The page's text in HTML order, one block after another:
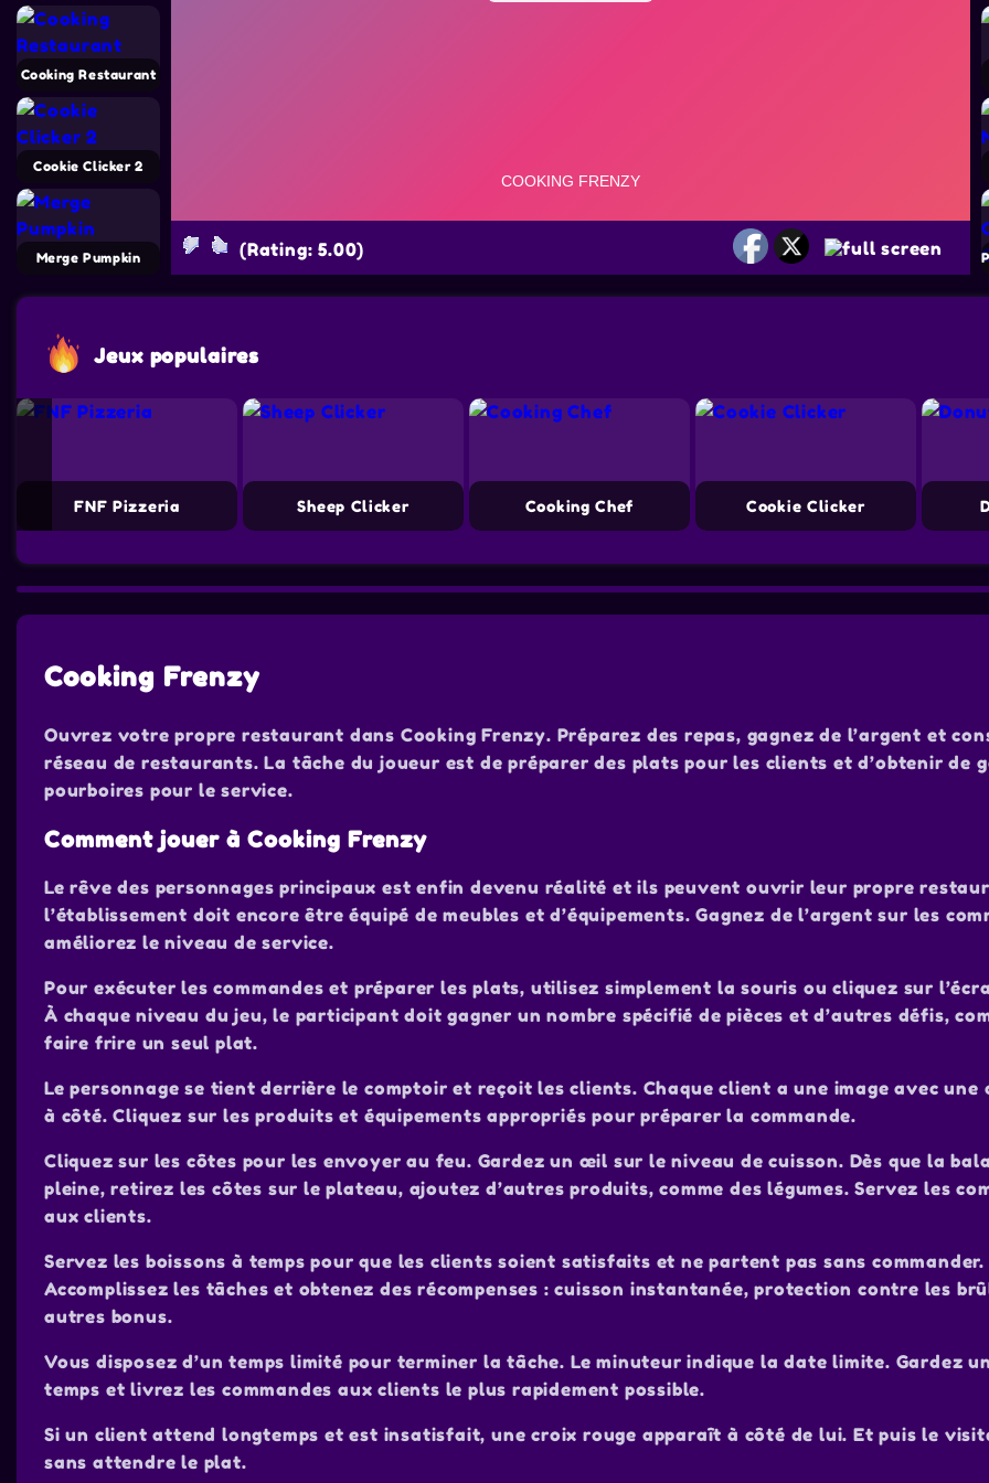
Cooking Restaurant
Cookie Clicker 2
Merge Pumpkin (Rating: 5.00)
Jeux populaires
FNF Pizzeria Sheep Clicker Cooking Chef Cookie Clicker
Cooking Frenzy
Ouvrez votre propre restaurant dans Cooking Frenzy. Préparez des repas, gagnez de l’argent et
réseau de restaurants. La tâche du joueur est de préparer des plats pour les clients et d’obtenir de
pourboires pour le service.
Comment jouer à Cooking Frenzy
Le rêve des personnages principaux est enfin devenu réalité et ils peuvent ouvrir leur propre
l’établissement doit encore être équipé de meubles et d’équipements. Gagnez de l’argent sur les
améliorez le niveau de service.
Pour exécuter les commandes et préparer les plats, utilisez simplement la souris ou cliquez sur
À chaque niveau du jeu, le participant doit gagner un nombre spécifié de pièces et d’autres défis,
faire frire un seul plat.
Le personnage se tient derrière le comptoir et reçoit les clients. Chaque client a une image avec une
à côté. Cliquez sur les produits et équipements appropriés pour préparer la commande.
Cliquez sur les côtes pour les envoyer au feu. Gardez un œil sur le niveau de cuisson. Dès que la
pleine, retirez les côtes sur le plateau, ajoutez d’autres produits, comme des légumes. Servez les
aux clients.
Servez les boissons à temps pour que les clients soient satisfaits et ne partent pas sans commander.
Accomplissez les tâches et obtenez des récompenses : cuisson instantanée, protection contre les
autres bonus.
Vous disposez d’un temps limité pour terminer la tâche. Le minuteur indique la date limite. Gardez
temps et livrez les commandes aux clients le plus rapidement possible.
Si un client attend longtemps et est insatisfait, une croix rouge apparaît à côté de lui. Et puis le
sans attendre le plat.